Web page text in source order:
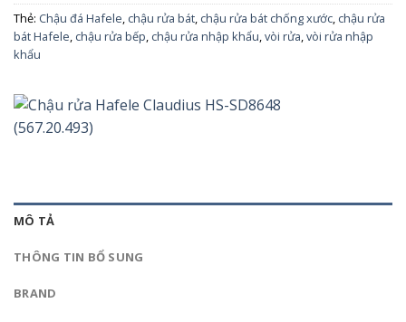
Thẻ: Chậu đá Hafele, chậu rửa bát, chậu rửa bát chống xước, chậu rửa
bát Hafele, chậu rửa bếp, chậu rửa nhập khẩu,vòi rửa,vòi rửa nhập
khẩu
MÔ TẢ
THÔNG TIN BỔ SUNG
BRAND